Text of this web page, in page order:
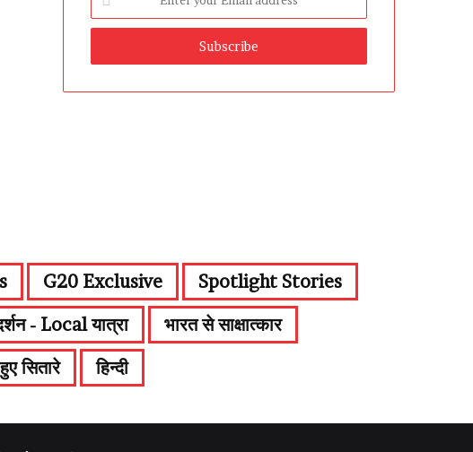
your
Email
G20 Exclusive
Spotlight Stories
- Local यात्रा
भारत से साक्षात्कार
सितारे हिन्दी